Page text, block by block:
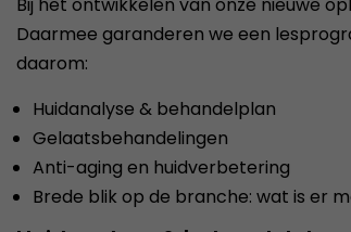
Daarmee garanderen we een
daarom:
Huidanalyse & behandelplan
Gelaatsbehandelingen
Anti-aging en huidverbetering
Brede blik op de branche: wat is er